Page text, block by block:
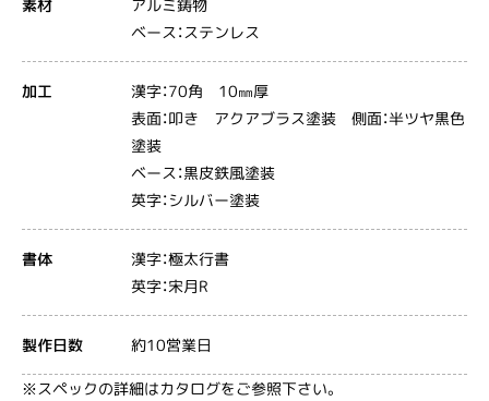
素材 アルミ鋳物
ベース：ステンレス
加工 漢字：70角 10㎜厚
表面：叩き アクアブラス塗装 側面：半ツヤ黒色
塗装
ベース：黒皮鉄風塗装
英字：シルバー塗装
書体 漢字：極太行書
英字：宋月R
製作日数 約10営業日
※スペックの詳細はカタログをご参照下さい。